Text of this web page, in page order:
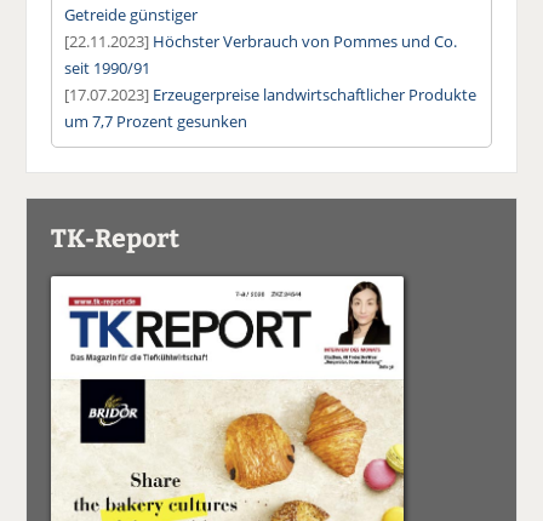
Getreide günstiger
[22.11.2023] Höchster Verbrauch von Pommes und Co.
seit 1990/91
[17.07.2023] Erzeugerpreise landwirtschaftlicher Produkte
um 7,7 Prozent gesunken
TK-Report